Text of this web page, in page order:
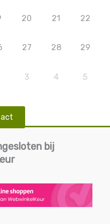
20 21 22
27 28 29
3 4 5
bij